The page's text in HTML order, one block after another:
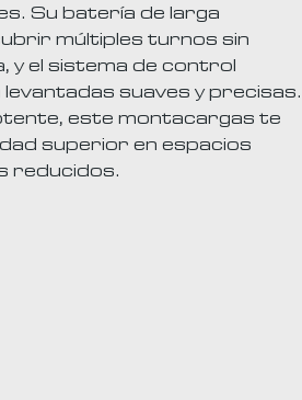
Su batería de larga
múltiples turnos sin
y el sistema de control
suaves y precisas.
este montacargas te
superior en espacios
reducidos.